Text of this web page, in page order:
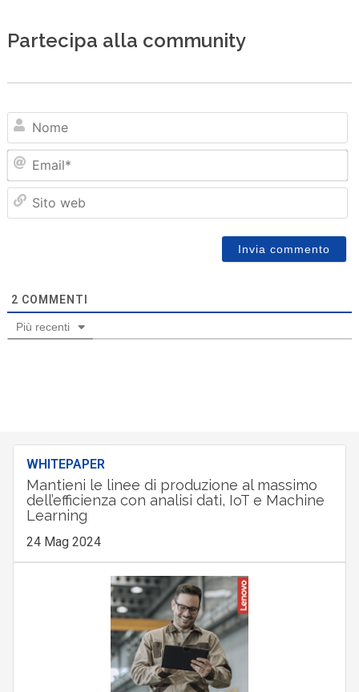
Partecipa alla community
2 COMMENTI
Più recenti
WHITEPAPER
Mantieni le linee di produzione al massimo
dell’efficienza con analisi dati, IoT e Machine
Learning
24 Mag 2024